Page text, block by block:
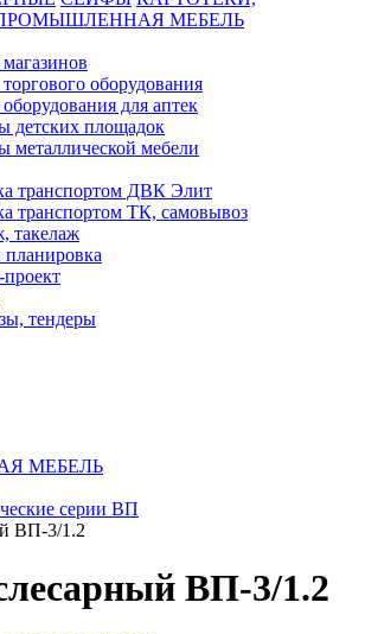
МЕБЕЛЬ
оборудования
для аптек
детских площадок
металлической мебели
транспортом ДВК Элит
транспортом ТК, самовывоз
такелаж
планировка
тендеры
МЕБЕЛЬ
серии ВП
ВП-3/1.2
ВП-3/1.2